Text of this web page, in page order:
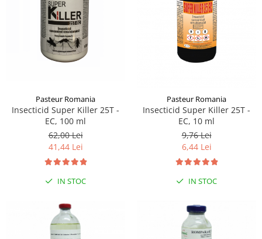
Sampoane si Balsamuri
Servetele Umede
Covorase absorbante
Curatare Ochi
Igiena Catel
Perii si descalcitoare caini
Solutii Atractante si repelente
Custi transport - Pisici
Jucarii Pisici
Lese, Hamuri si Zgarzi
Paturi, perne si cosuri pentru pisici
Pasteur Romania
Insecticid Super Killer 25T -
EC, 100 ml
62,00 Lei
41,44 Lei
IN STOC
Pasteur Romania
Insecticid Super Killer 25T -
EC, 10 ml
9,76 Lei
6,44 Lei
IN STOC